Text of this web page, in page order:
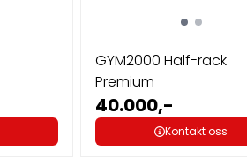
GYM2000 Half-rack
Premium
40.000,-
Kontakt oss